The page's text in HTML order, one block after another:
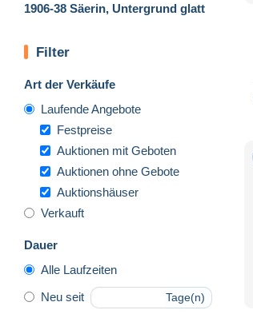
1906-38 Säerin, Untergrund glatt
Filter
Art der Verkäufe
Laufende Angebote
Festpreise
Auktionen mit Geboten
Auktionen ohne Gebote
Auktionshäuser
Verkauft
Dauer
Alle Laufzeiten
Neu seit Tage(n)